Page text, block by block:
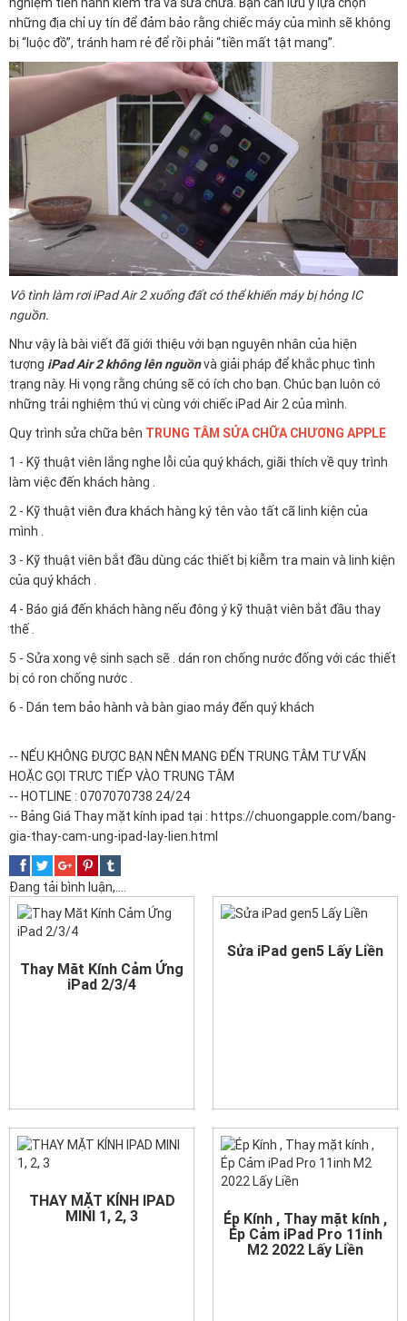
những địa chỉ uy tín để đảm bảo rằng chiếc máy của mình sẽ không
bị “luộc đồ”, tránh ham rẻ để rồi phải “tiền mất tật mang”.
Vô tình làm rơi iPad Air 2 xuống đất có thể khiến máy bị hỏng IC
nguồn.
Như vậy là bài viết đã giới thiệu với bạn nguyên nhân của hiện
tượng iPad Air 2 không lên nguồnvà giải pháp để khắc phục tình
trạng này. Hi vọng rằng chúng sẽ có ích cho bạn. Chúc bạn luôn có
những trải nghiệm thú vị cùng với chiếc iPad Air 2 của mình.
Quy trình sửa chữa bên TRUNG TÂM SỬA CHỮA CHƯƠNG APPLE
1 - Kỹ thuật viên lắng nghe lỗi của quý khách, giãi thích về quy trình
làm việc đến khách hàng .
2 - Kỹ thuật viên đưa khách hàng ký tên vào tất cã linh kiện của
mình .
3 - Kỹ thuật viên bắt đầu dùng các thiết bị kiễm tra main và linh kiện
của quý khách .
4 - Báo giá đến khách hàng nếu đông ý kỹ thuật viên bắt đầu thay
thế .
5 - Sửa xong vệ sinh sạch sẽ . dán ron chống nước đống với các thiết
bị có ron chống nước .
6 - Dán tem bảo hành và bàn giao máy đến quý khách
-- NẾU KHÔNG ĐƯỢC BẠN NÊN MANG ĐẾN TRUNG TÂM TƯ VẤN
HOẶC GỌI TRƯC TIẾP VÀO TRUNG TÂM
-- HOTLINE : 0707070738 24/24
-- Bảng Giá Thay mặt kính ipad tại : https://chuongapple.com/bang-
gia-thay-cam-ung-ipad-lay-lien.html
Đang tải bình luận,....
Thay Măt Kính Cảm Ứng
iPad 2/3/4
Sửa iPad gen5 Lấy Liền
THAY MẶT KÍNH IPAD
MINI 1, 2, 3
Ép Kính , Thay mặt kính ,
Ép Cảm iPad Pro 11inh
M2 2022 Lấy Liền